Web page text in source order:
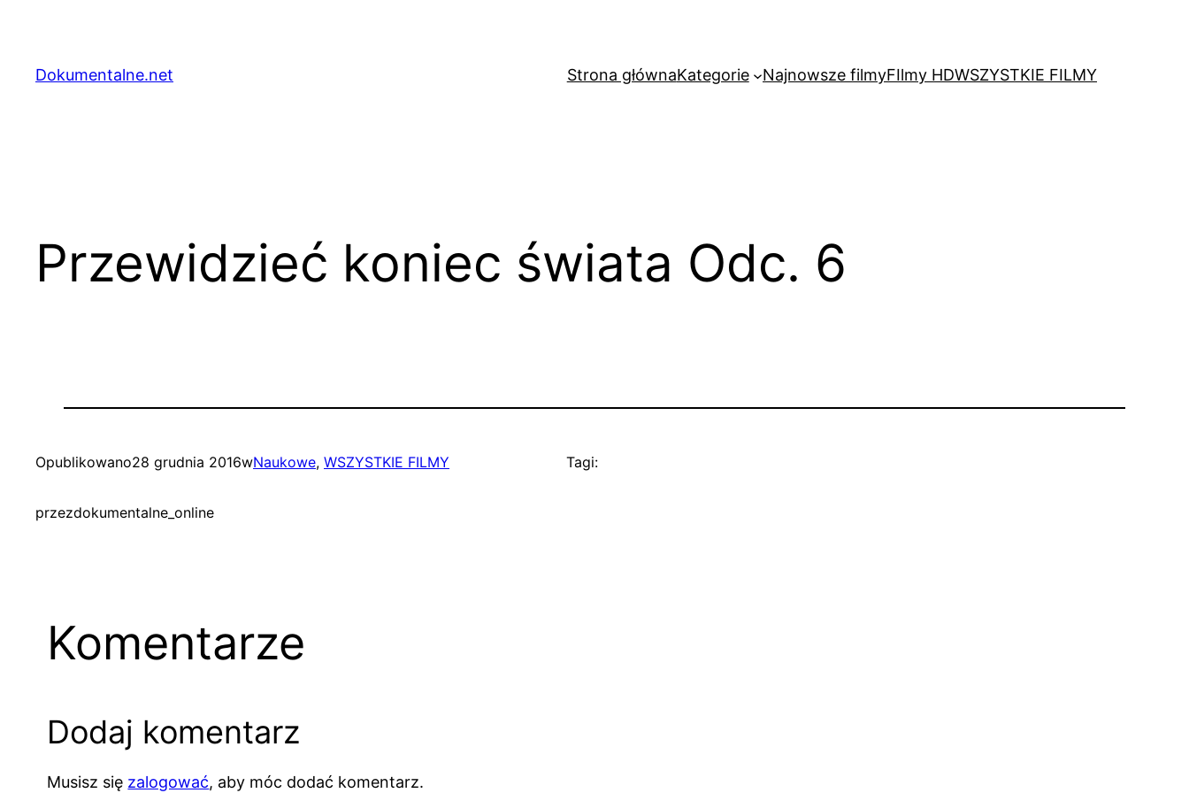
treściDokumentalne.net Strona głównaKategorie Najnowsze filmyFIlmy HDWSZYSTKIE FILMY
Przewidzieć koniec świata Odc. 6
Opublikowano28 grudnia 2016wNaukowe, WSZYSTKIE FILMY
przezdokumentalne_online
Tagi:
Komentarze
Dodaj komentarz
Musisz się zalogować, aby móc dodać komentarz.